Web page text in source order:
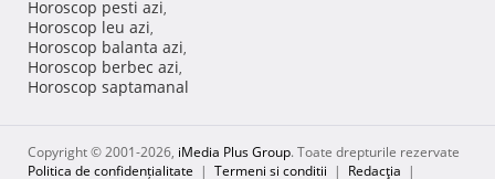
Horoscop pesti azi,
Horoscop leu azi,
Horoscop balanta azi,
Horoscop berbec azi,
Horoscop saptamanal
Copyright © 2001-2026, iMedia Plus Group. Toate drepturile rezervate
Politica de confidențialitate | Termeni si conditii | Redacţia |